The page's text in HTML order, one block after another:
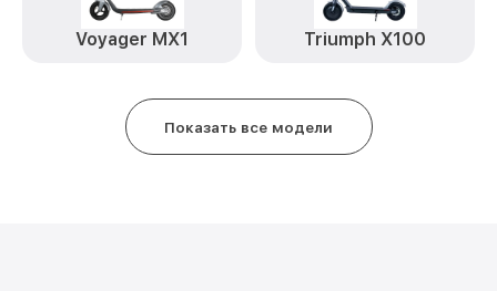
Voyager MX1 Triumph X100
Показать все модели